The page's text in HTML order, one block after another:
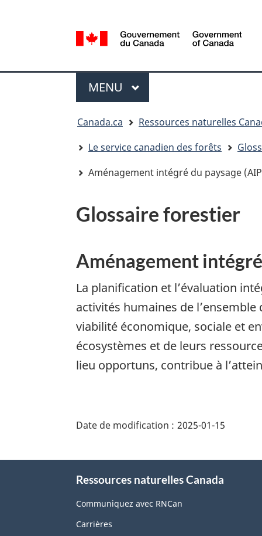
de
la
Government
MENU PRINCIPAL
Canada.ca
Ressources naturelles
Le service canadien des forêts
Aménagement intégré du paysage
Glossaire forestier
Aménagement
La planification et l’évaluation
activités humaines de
viabilité économique, sociale et
écosystèmes et de leurs
lieu opportuns, contribue à
de
page"
Date de modification : 2025-01-15
Ressources naturelles Canada
Communiquez avec RNCan
Carrières